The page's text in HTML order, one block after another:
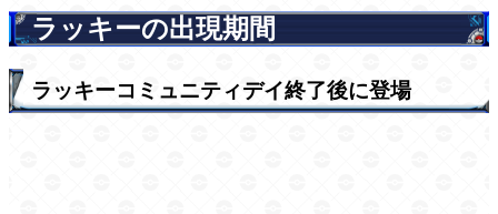
ラッキーの出現期間
ラッキーコミュニティデイ終了後に登場